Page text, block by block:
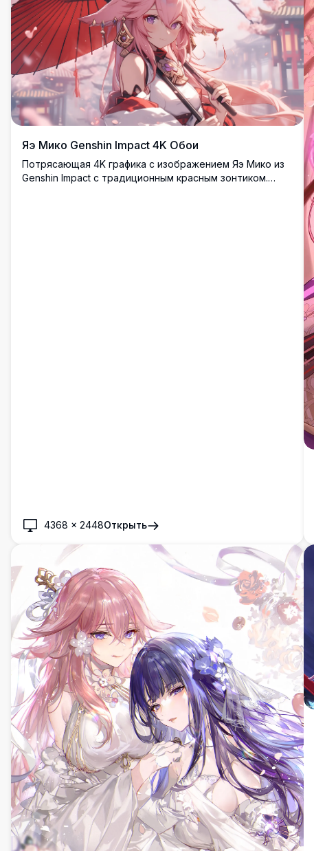
Яэ Мико Genshin Impact 4K Обои
Потрясающая 4K графика с изображением Яэ Мико из
Genshin Impact с традиционным красным зонтиком.
4368 × 2448Открыть